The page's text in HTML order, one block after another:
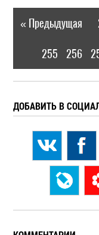
« Предыдущая
255 256
ДОБАВИТЬ В